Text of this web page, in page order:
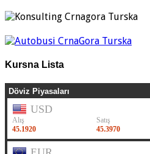
Kursna Lista